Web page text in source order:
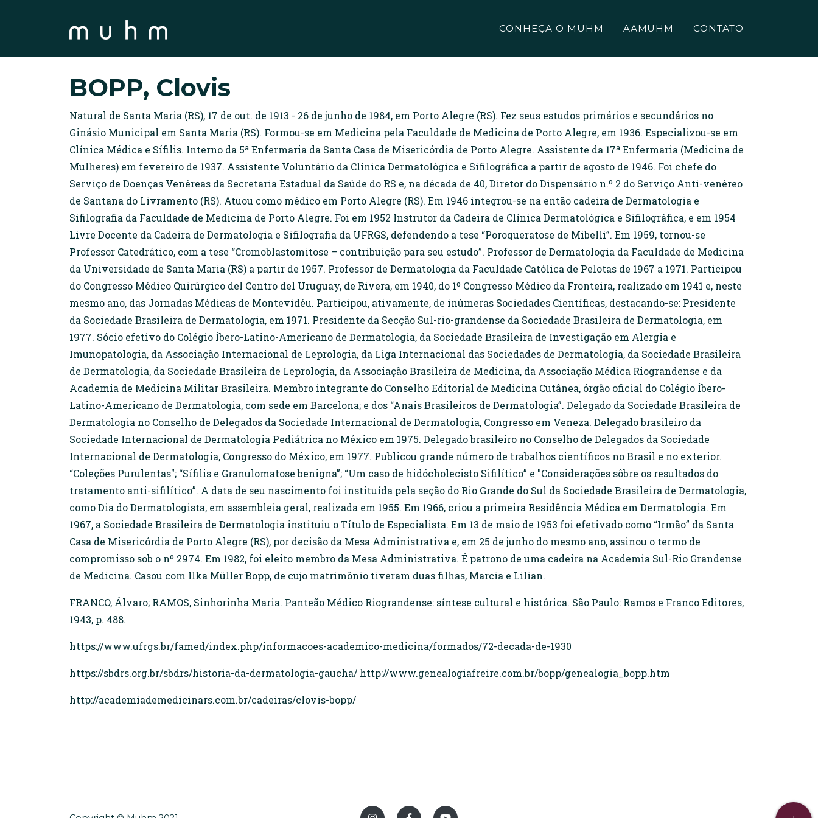
CONHEÇA O MUHM AAMUHM CONTATO
BOPP, Clovis
Natural de Santa Maria (RS), 17 de out. de 1913 - 26 de junho de 1984, em Porto Alegre (RS). Fez seus estudos primários e secundários no
Ginásio Municipal em Santa Maria (RS). Formou-se em Medicina pela Faculdade de Medicina de Porto Alegre, em 1936. Especializou-se em
Clínica Médica e Sífilis. Interno da 5ª Enfermaria da Santa Casa de Misericórdia de Porto Alegre. Assistente da 17ª Enfermaria (Medicina de
Mulheres) em fevereiro de 1937. Assistente Voluntário da Clínica Dermatológica e Sifilográfica a partir de agosto de 1946. Foi chefe do
Serviço de Doenças Venéreas da Secretaria Estadual da Saúde do RS e, na década de 40, Diretor do Dispensário n.º 2 do Serviço Anti-venéreo
de Santana do Livramento (RS). Atuou como médico em Porto Alegre (RS). Em 1946 integrou-se na então cadeira de Dermatologia e
Sifilografia da Faculdade de Medicina de Porto Alegre. Foi em 1952 Instrutor da Cadeira de Clínica Dermatológica e Sifilográfica, e em 1954
Livre Docente da Cadeira de Dermatologia e Sifilografia da UFRGS, defendendo a tese “Poroqueratose de Mibelli”. Em 1959, tornou-se
Professor Catedrático, com a tese “Cromoblastomitose – contribuição para seu estudo”. Professor de Dermatologia da Faculdade de Medicina
da Universidade de Santa Maria (RS) a partir de 1957. Professor de Dermatologia da Faculdade Católica de Pelotas de 1967 a 1971. Participou
do Congresso Médico Quirúrgico del Centro del Uruguay, de Rivera, em 1940, do 1º Congresso Médico da Fronteira, realizado em 1941 e, neste
mesmo ano, das Jornadas Médicas de Montevidéu. Participou, ativamente, de inúmeras Sociedades Científicas, destacando-se: Presidente
da Sociedade Brasileira de Dermatologia, em 1971. Presidente da Secção Sul-rio-grandense da Sociedade Brasileira de Dermatologia, em
1977. Sócio efetivo do Colégio Íbero-Latino-Americano de Dermatologia, da Sociedade Brasileira de Investigação em Alergia e
Imunopatologia, da Associação Internacional de Leprologia, da Liga Internacional das Sociedades de Dermatologia, da Sociedade Brasileira
de Dermatologia, da Sociedade Brasileira de Leprologia, da Associação Brasileira de Medicina, da Associação Médica Riograndense e da
Academia de Medicina Militar Brasileira. Membro integrante do Conselho Editorial de Medicina Cutânea, órgão oficial do Colégio Íbero-
Latino-Americano de Dermatologia, com sede em Barcelona; e dos “Anais Brasileiros de Dermatologia”. Delegado da Sociedade Brasileira de
Dermatologia no Conselho de Delegados da Sociedade Internacional de Dermatologia, Congresso em Veneza. Delegado brasileiro da
Sociedade Internacional de Dermatologia Pediátrica no México em 1975. Delegado brasileiro no Conselho de Delegados da Sociedade
Internacional de Dermatologia, Congresso do México, em 1977. Publicou grande número de trabalhos científicos no Brasil e no exterior.
“Coleções Purulentas"; “Sífilis e Granulomatose benigna”; “Um caso de hidócholecisto Sifilítico” e "Considerações sôbre os resultados do
tratamento anti-sifilítico”. A data de seu nascimento foi instituída pela seção do Rio Grande do Sul da Sociedade Brasileira de Dermatologia,
como Dia do Dermatologista, em assembleia geral, realizada em 1955. Em 1966, criou a primeira Residência Médica em Dermatologia. Em
1967, a Sociedade Brasileira de Dermatologia instituiu o Título de Especialista. Em 13 de maio de 1953 foi efetivado como “Irmão” da Santa
Casa de Misericórdia de Porto Alegre (RS), por decisão da Mesa Administrativa e, em 25 de junho do mesmo ano, assinou o termo de
compromisso sob o nº 2974. Em 1982, foi eleito membro da Mesa Administrativa. É patrono de uma cadeira na Academia Sul-Rio Grandense
de Medicina. Casou com Ilka Müller Bopp, de cujo matrimônio tiveram duas filhas, Marcia e Lilian.
FRANCO, Álvaro; RAMOS, Sinhorinha Maria. Panteão Médico Riograndense: síntese cultural e histórica. São Paulo: Ramos e Franco Editores,
1943, p. 488.
https://www.ufrgs.br/famed/index.php/informacoes-academico-medicina/formados/72-decada-de-1930
https://sbdrs.org.br/sbdrs/historia-da-dermatologia-gaucha/ http://www.genealogiafreire.com.br/bopp/genealogia_bopp.htm
http://academiademedicinars.com.br/cadeiras/clovis-bopp/